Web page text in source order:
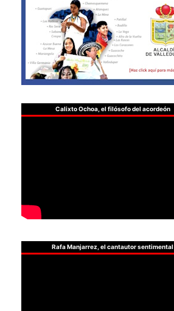
Calixto Ochoa, el filósofo del acordeón
Rafa Manjarrez, el cantautor sentimental